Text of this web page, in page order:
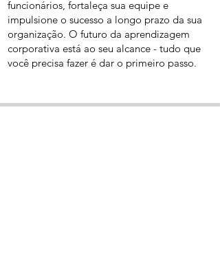
funcionários, fortaleça sua equipe e
impulsione o sucesso a longo prazo da sua
organização. O futuro da aprendizagem
corporativa está ao seu alcance - tudo que
você precisa fazer é dar o primeiro passo.